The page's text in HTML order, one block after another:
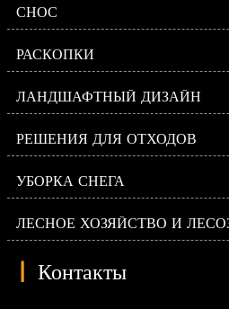
СНОС
РАСКОПКИ
ЛАНДШАФТНЫЙ ДИЗАЙН
РЕШЕНИЯ ДЛЯ ОТХОДОВ
УБОРКА СНЕГА
ЛЕСНОЕ ХОЗЯЙСТВО И
| Контакты